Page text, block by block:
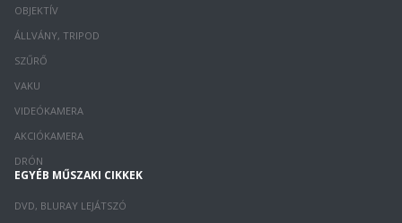
OBJEKTÍV
ÁLLVÁNY, TRIPOD
SZŰRŐ
VAKU
VIDEÓKAMERA
AKCIÓKAMERA
DRÓN
EGYÉB MŰSZAKI CIKKEK
DVD, BLURAY LEJÁTSZÓ